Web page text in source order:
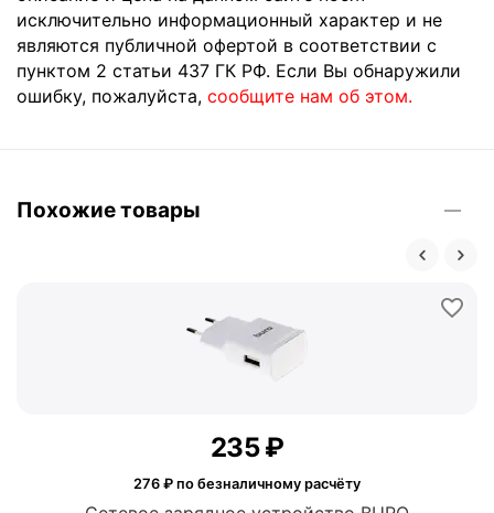
исключительно информационный характер и не
являются публичной офертой в соответствии с
пунктом 2 статьи 437 ГК РФ. Если Вы обнаружили
ошибку, пожалуйста, сообщите нам об этом.
Похожие товары
‍235‍₽
276 ₽ по безналичному расчёту